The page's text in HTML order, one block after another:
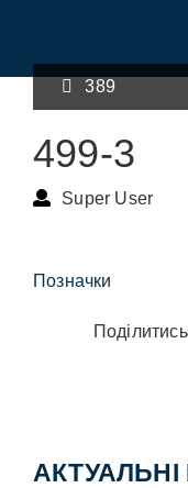
389
499-3
Super User
Позначки